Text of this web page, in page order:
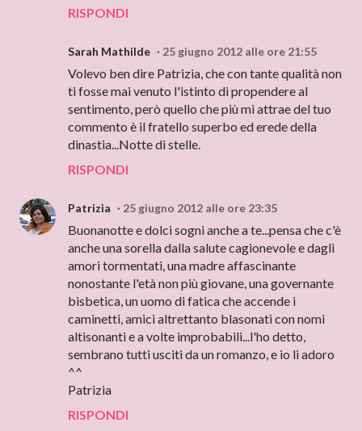
RISPONDI
Sarah Mathilde 25 giugno 2012 alle ore 21:55
Volevo ben dire Patrizia, che con tante qualità non
ti fosse mai venuto l'istinto di propendere al
sentimento, però quello che più mi attrae del tuo
commento è il fratello superbo ed erede della
dinastia...Notte di stelle.
RISPONDI
Patrizia 25 giugno 2012 alle ore 23:35
Buonanotte e dolci sogni anche a te...pensa che c'è
anche una sorella dalla salute cagionevole e dagli
amori tormentati, una madre affascinante
nonostante l'età non più giovane, una governante
bisbetica, un uomo di fatica che accende i
caminetti, amici altrettanto blasonati con nomi
altisonanti e a volte improbabili...l'ho detto,
sembrano tutti usciti da un romanzo, e io li adoro
^^
Patrizia
RISPONDI